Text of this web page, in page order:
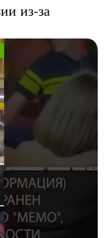
из-за